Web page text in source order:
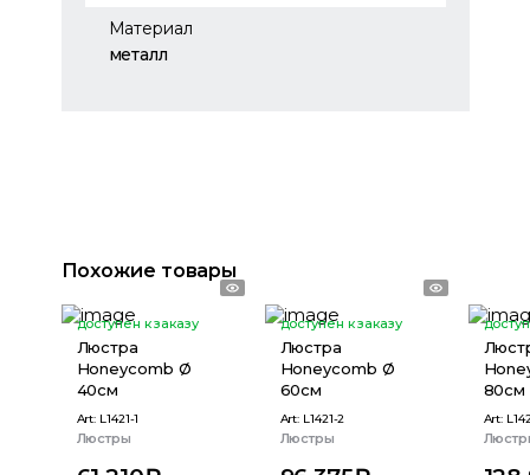
Материал
металл
Похожие товары
доступен к заказу
Люстра
Honeycomb Ø
40см
Art: L1421-1
Люстры
доступен к заказу
Люстра
Honeycomb Ø
60см
Art: L1421-2
Люстры
80см
Art: